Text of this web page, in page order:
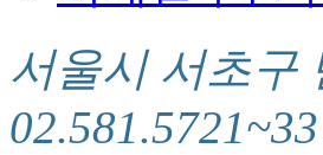
서울시 서초구